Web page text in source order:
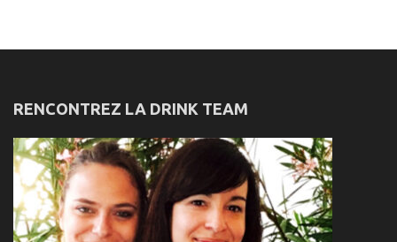
RENCONTREZ LA DRINK TEAM